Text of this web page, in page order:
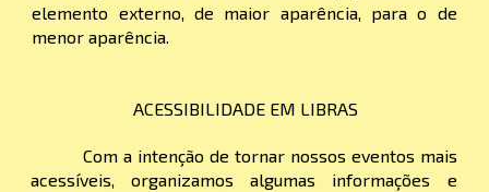
elemento externo, de maior aparência, para o de
menor aparência.
ACESSIBILIDADE EM LIBRAS
Com a intenção de tornar nossos eventos mais
acessíveis, organizamos algumas informações e